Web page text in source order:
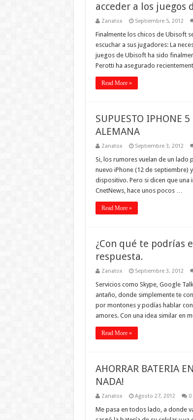
acceder a los juegos
Zanatox Septiembre 5, 2012
Finalmente los chicos de Ubisoft
escuchar a sus jugadores: La
juegos de Ubisoft ha sido
Perotti ha asegurado
Read More »
SUPUESTO IPHONE
ALEMANA
Zanatox Septiembre 3, 2012
Si, los rumores vuelan de un lado
nuevo iPhone (12 de septiembre)
dispositivo. Pero si dicen que una
CnetNews, hace unos pocos …
Read More »
¿Con qué te podrías
respuesta.
Zanatox Septiembre 3, 2012
Servicios como Skype, Google
antaño, donde simplemente te
por montones y podías hablar
amores. Con una idea similar en
Read More »
AHORRAR BATERIA
NADA!
Zanatox Agosto 27, 2012 0
Me pasa en todos lado, a donde